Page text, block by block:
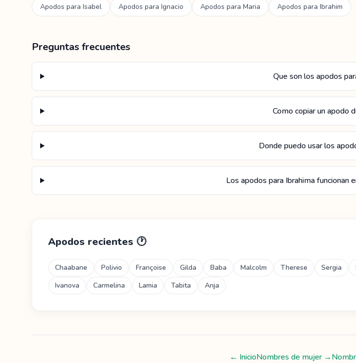
Apodos para Isabel Apodos para Ignacio Apodos para Maria Apodos para Ibrahim
Preguntas frecuentes
Que son los apodos
Como copiar un apodo
Donde puedo usar los
Los apodos para Ibrahima funcionan
Apodos recientes 🕐
Chaabane Polivio Françoise Gilda Baba Malcolm Therese Sergia
Ivanova
Carmelina Lamia Tabita Anja
← InicioNombres de mujer→